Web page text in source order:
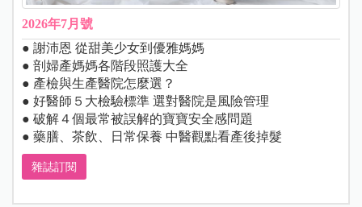
2026年7月號
● 謝沛恩 從甜美少女到優雅媽媽
● 剖婦產媽媽各階段照護大全
● 產檢與生產醫院怎麼選？
● 好醫師５大檢驗標準 選對醫院是風險管理
● 破解４個最常被誤解的寶寶安全感問題
● 藥膳、茶飲、日常保養 中醫觀點看產後掉髮
雜誌訂閱